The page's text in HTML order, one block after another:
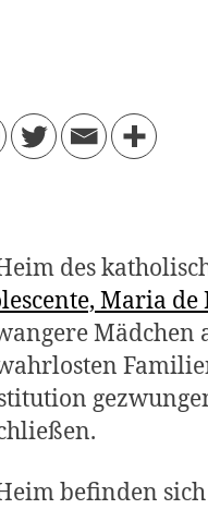
des
Maria de
befinden